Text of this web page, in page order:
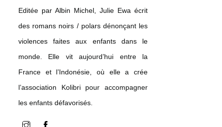
Editée par Albin Michel, Julie Ewa écrit
des romans noirs / polars dénonçant les
violences faites aux enfants dans le
monde. Elle vit aujourd’hui entre la
France et l’Indonésie, où elle a crée
l’association Kolibri pour accompagner
les enfants défavorisés.